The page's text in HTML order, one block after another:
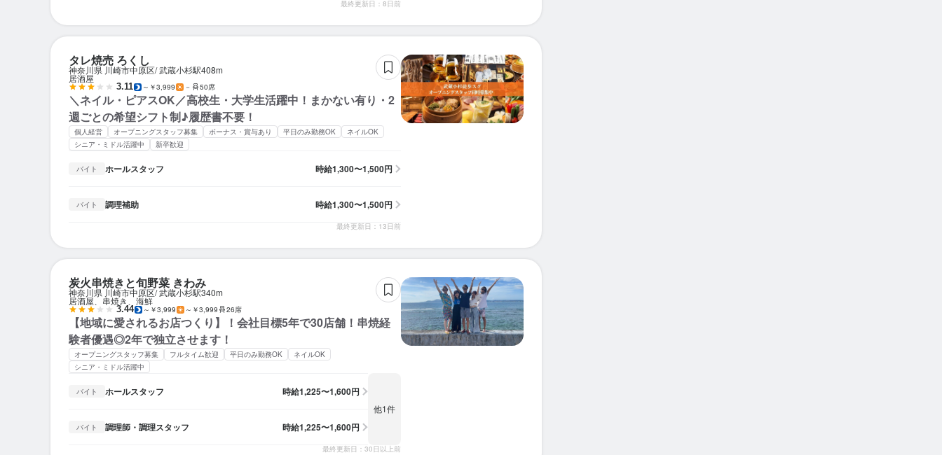
最終更新日：8日前
タレ焼売 ろくし
神奈川県 川崎市中原区 武蔵小杉駅408m
居酒屋
3.11 ～￥3,999 － 50席
＼ネイル・ピアスOK／高校生・大学生活躍中！まかない有り・2
週ごとの希望シフト制♪履歴書不要！
個人経営 オープニングスタッフ募集 ボーナス・賞与あり 平日のみ勤務OK
ネイルOK
シニア・ミドル活躍中
新卒歓迎
バイト ホールスタッフ 時給1,300〜1,500円
バイト 調理補助 時給1,300〜1,500円
最終更新日：13日前
炭火串焼きと旬野菜 きわみ
神奈川県 川崎市中原区 武蔵小杉駅340m
居酒屋、串焼き、海鮮
3.44 ～￥3,999 ～￥3,999 26席
【地域に愛されるお店つくり】！会社目標5年で30店舗！串焼経
験者優遇◎2年で独立させます！
オープニングスタッフ募集 フルタイム歓迎 平日のみ勤務OK
ネイルOK
シニア・ミドル活躍中
バイト ホールスタッフ 時給1,225〜1,600円
バイト 調理師・調理スタッフ 時給1,225〜1,600円
他1件
最終更新日：30日以上前